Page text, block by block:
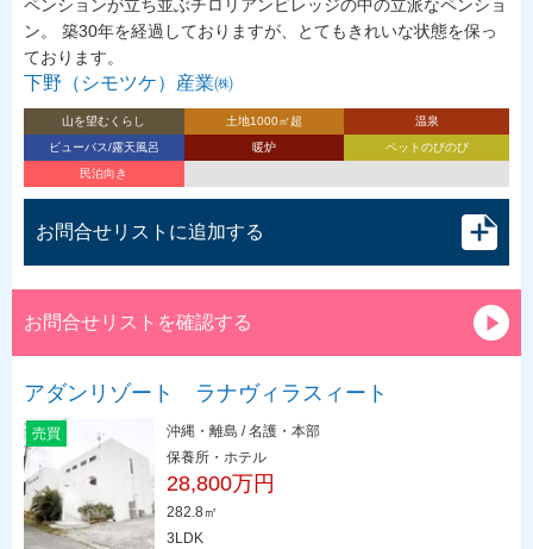
ペンションが立ち並ぶチロリアンビレッジの中の立派なペンショ
ン。 築30年を経過しておりますが、とてもきれいな状態を保っ
ております。
下野（シモツケ）産業㈱
山を望むくらし 土地1000㎡超
温泉
ビューバス/露天風呂
暖炉
ペットのびのび
民泊向き
お問合せリストに追加する
お問合せリストを確認する
アダンリゾート ラナヴィラスィート
売買
沖縄・離島 / 名護・本部
保養所・ホテル
28,800万円
282.8㎡
3LDK